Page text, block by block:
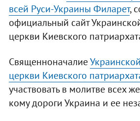
всей Руси-Украины Филарет,
официальный сайт
церкви Киевского
Священноначалие
церкви Киевского
участвовать в молитве всех
кому дороги Украина и ее